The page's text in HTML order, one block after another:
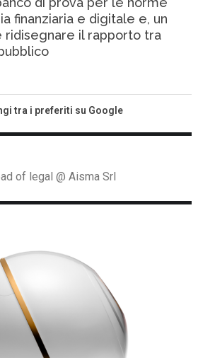
finanziaria e digitale e, un
ridisegnare il rapporto tra
tra i preferiti su Google
of legal @ Aisma Srl